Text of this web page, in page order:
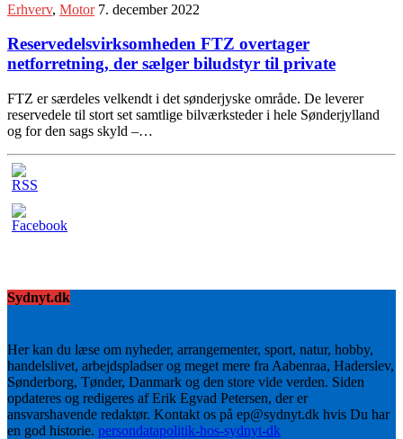
Erhverv, Motor 7. december 2022
Reservedelsvirksomheden FTZ overtager
netforretning, der sælger biludstyr til private
FTZ er særdeles velkendt i det sønderjyske område. De leverer
reservedele til stort set samtlige bilværksteder i hele Sønderjylland
og for den sags skyld –…
Sydnyt.dk
Her kan du læse om nyheder, arrangementer, sport, natur, hobby,
handelslivet, arbejdspladser og meget mere fra Aabenraa, Haderslev,
Sønderborg, Tønder, Danmark og den store vide verden. Siden
opdateres og redigeres af Erik Egvad Petersen, der er
ansvarshavende redaktør. Kontakt os på ep@sydnyt.dk hvis Du har
en god historie. persondatapolitik-hos-sydnyt-dk